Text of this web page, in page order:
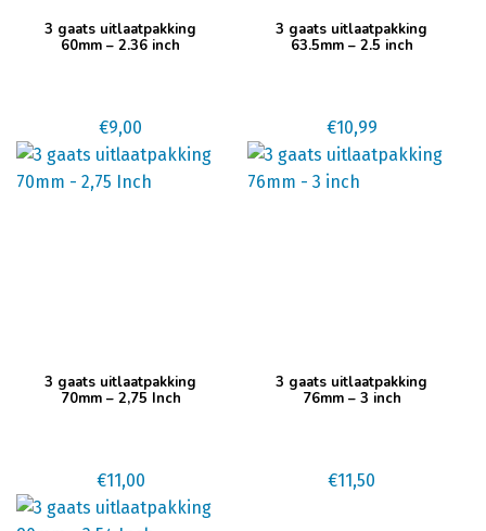
3 gaats uitlaatpakking
60mm – 2.36 inch
€9,00
3 gaats uitlaatpakking
63.5mm – 2.5 inch
€10,99
3 gaats uitlaatpakking
70mm – 2,75 Inch
€11,00
3 gaats uitlaatpakking
76mm – 3 inch
€11,50